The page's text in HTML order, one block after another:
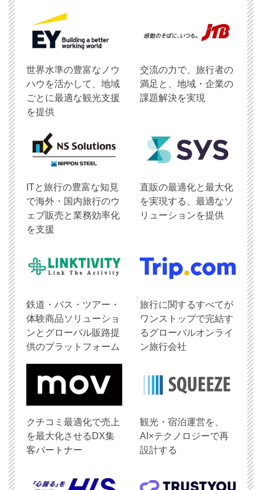
世界水準の豊富なノウ
ハウを活かして、地域
ごとに最適な観光支援
を提供
交流の力で、旅行者の
満足と、地域・企業の
課題解決を実現
ITと旅行の豊富な知見
で海外・国内旅行のウ
ェブ販売と業務効率化
を支援
直販の最適化と最大化
を実現する、最適なソ
リューションを提供
鉄道・バス・ツアー・
体験商品ソリューショ
ンとグローバル販路提
供のプラットフォーム
旅行に関するすべてが
ワンストップで完結す
るグローバルオンライ
ン旅行会社
クチコミ最適化で売上
を最大化させるDX集
客パートナー
観光・宿泊運営を、
AI×テクノロジーで再
設計する